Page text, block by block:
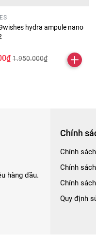
hydra ampule nano
1.950.000₫
hàng đầu.
Chính
Chính
Chính
Chính
Quy định